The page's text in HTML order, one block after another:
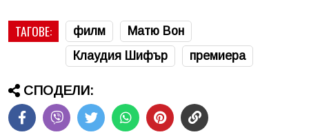
ТАГОВЕ: филм
Матю Вон
Клаудия Шифър
премиера
СПОДЕЛИ: